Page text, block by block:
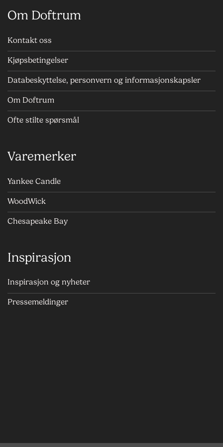
Om Doftrum
Kontakt oss
Kjøpsbetingelser
Databeskyttelse, personvern og informasjonskapsler
Om Doftrum
Ofte stilte spørsmål
Varemerker
Yankee Candle
WoodWick
Chesapeake Bay
Inspirasjon
Inspirasjon og nyheter
Pressemeldinger